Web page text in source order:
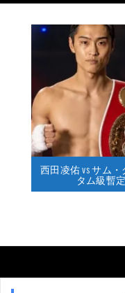
西田凌佑 vs サム
タム級暫